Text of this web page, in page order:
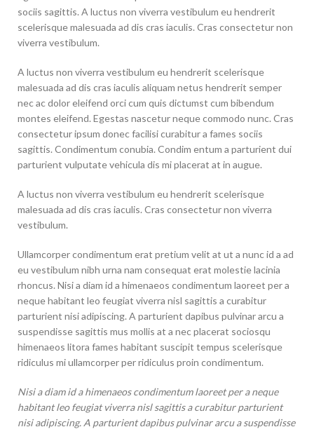
sociis sagittis. A luctus non viverra vestibulum eu hendrerit
scelerisque malesuada ad dis cras iaculis. Cras consectetur non
viverra vestibulum.
A luctus non viverra vestibulum eu hendrerit scelerisque
malesuada ad dis cras iaculis aliquam netus hendrerit semper
nec ac dolor eleifend orci cum quis dictumst cum bibendum
montes eleifend. Egestas nascetur neque commodo nunc. Cras
consectetur ipsum donec facilisi curabitur a fames sociis
sagittis. Condimentum conubia. Condim entum a parturient dui
parturient vulputate vehicula dis mi placerat at in augue.
A luctus non viverra vestibulum eu hendrerit scelerisque
malesuada ad dis cras iaculis. Cras consectetur non viverra
vestibulum.
Ullamcorper condimentum erat pretium velit at ut a nunc id a ad
eu vestibulum nibh urna nam consequat erat molestie lacinia
rhoncus. Nisi a diam id a himenaeos condimentum laoreet per a
neque habitant leo feugiat viverra nisl sagittis a curabitur
parturient nisi adipiscing. A parturient dapibus pulvinar arcu a
suspendisse sagittis mus mollis at a nec placerat sociosqu
himenaeos litora fames habitant suscipit tempus scelerisque
ridiculus mi ullamcorper per ridiculus proin condimentum.
Nisi a diam id a himenaeos condimentum laoreet per a neque
habitant leo feugiat viverra nisl sagittis a curabitur parturient
nisi adipiscing. A parturient dapibus pulvinar arcu a suspendisse